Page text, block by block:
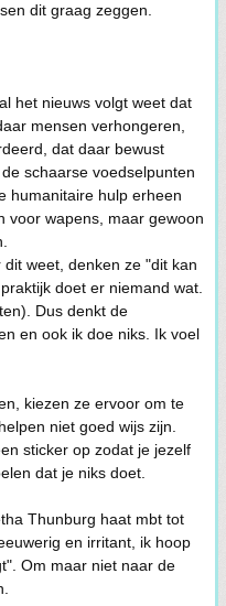
dit graag zeggen.
het nieuws volgt weet dat
mensen verhongeren,
dat daar bewust
schaarse voedselpunten
humanitaire hulp erheen
voor wapens, maar gewoon
weet, denken ze "dit kan
doet er niemand wat.
Dus denkt de
en ook ik doe niks. Ik voel
kiezen ze ervoor om te
niet goed wijs zijn.
sticker op zodat je jezelf
dat je niks doet.
Thunburg haat mbt tot
en irritant, ik hoop
Om maar niet naar de